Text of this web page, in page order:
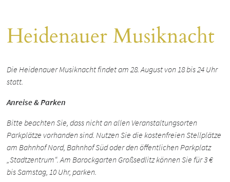
Heidenauer Musiknacht
Die Heidenauer Musiknacht findet am 28. August von 18 bis 24 Uhr
statt.
Anreise & Parken
Bitte beachten Sie, dass nicht an allen Veranstaltungsorten
Parkplätze vorhanden sind. Nutzen Sie die kostenfreien Stellplätze
am Bahnhof Nord, Bahnhof Süd oder den öffentlichen Parkplatz
„Stadtzentrum“. Am Barockgarten Großsedlitz können Sie für 3 €
bis Samstag, 10 Uhr, parken.